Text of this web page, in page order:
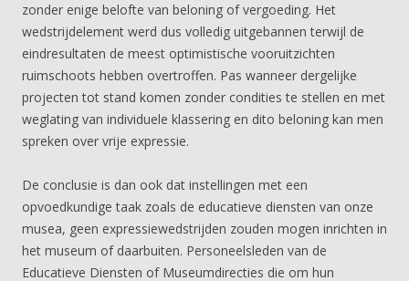
zonder enige belofte van beloning of vergoeding. Het
wedstrijdelement werd dus volledig uitgebannen terwijl de
eindresultaten de meest optimistische vooruitzichten
ruimschoots hebben overtroffen. Pas wanneer dergelijke
projecten tot stand komen zonder condities te stellen en met
weglating van individuele klassering en dito beloning kan men
spreken over vrije expressie.
De conclusie is dan ook dat instellingen met een
opvoedkundige taak zoals de educatieve diensten van onze
musea, geen expressiewedstrijden zouden mogen inrichten in
het museum of daarbuiten. Personeelsleden van de
Educatieve Diensten of Museumdirecties die om hun